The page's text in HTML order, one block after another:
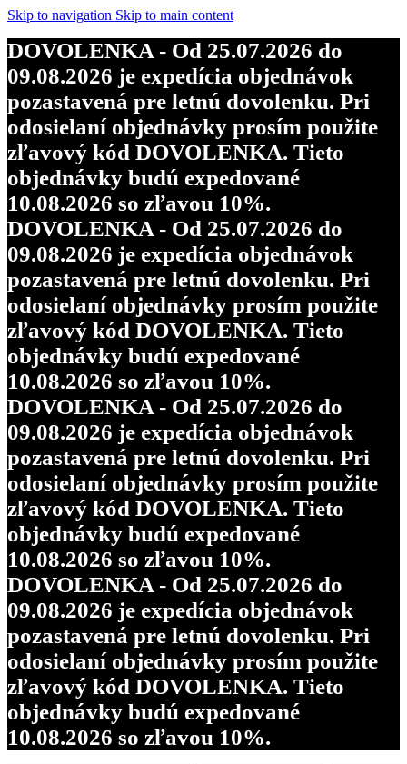
Skip to navigation Skip to main content
10.08.2026 so zľavou 10%.
DOVOLENKA - Od 25.07.2026 do
09.08.2026 je expedícia objednávok
pozastavená pre letnú dovolenku. Pri
odosielaní objednávky prosím použite
zľavový kód DOVOLENKA. Tieto
objednávky budú expedované
10.08.2026 so zľavou 10%.
DOVOLENKA - Od 25.07.2026 do
09.08.2026 je expedícia objednávok
pozastavená pre letnú dovolenku. Pri
odosielaní objednávky prosím použite
zľavový kód DOVOLENKA. Tieto
objednávky budú expedované
10.08.2026 so zľavou 10%.
DOVOLENKA - Od 25.07.2026 do
09.08.2026 je expedícia objednávok
pozastavená pre letnú dovolenku. Pri
odosielaní objednávky prosím použite
zľavový kód DOVOLENKA. Tieto
objednávky budú expedované
10.08.2026 so zľavou 10%.
DOVOLENKA - Od 25.07.2026 do
09.08.2026 je expedícia objednávok
pozastavená pre letnú dovolenku. Pri
odosielaní objednávky prosím použite
zľavový kód DOVOLENKA. Tieto
objednávky budú expedované
10.08.2026 so zľavou 10%.
DOVOLENKA - Od 25.07.2026 do
09.08.2026 je expedícia objednávok
pozastavená pre letnú dovolenku. Pri
odosielaní objednávky prosím použite
zľavový kód DOVOLENKA. Tieto
objednávky budú expedované
10.08.2026 so zľavou 10%.
DOVOLENKA - Od 25.07.2026 do
09.08.2026 je expedícia objednávok
pozastavená pre letnú dovolenku. Pri
odosielaní objednávky prosím použite
zľavový kód DOVOLENKA. Tieto
objednávky budú expedované
10.08.2026 so zľavou 10%.